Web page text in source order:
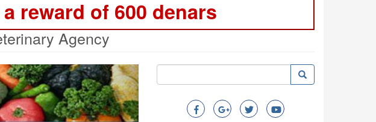
reward of 600 denars
Agency
Next
Search
Search Search